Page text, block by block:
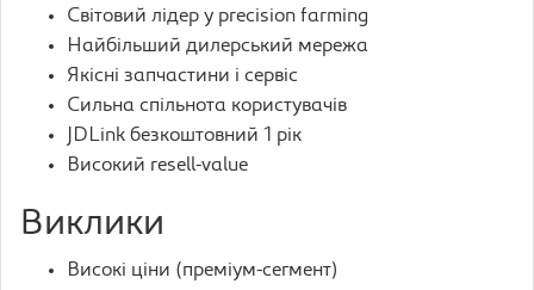
Світовий лідер у precision farming
Найбільший дилерський мережа
Якісні запчастини і сервіс
Сильна спільнота користувачів
JDLink безкоштовний 1 рік
Високий resell-value
Виклики
Високі ціни (преміум-сегмент)